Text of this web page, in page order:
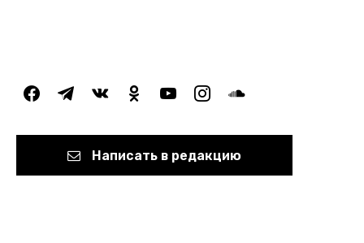
facebooktelegramvkontakteodnoklassniki
youtubeinstagramsoundcloud
Написать в редакцию